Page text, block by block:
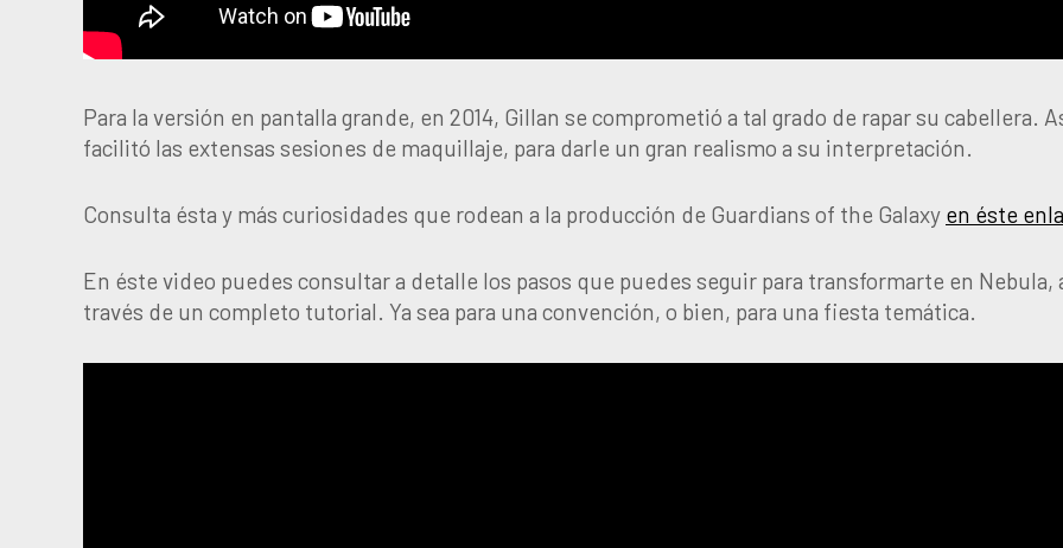
Para la versión en pantalla grande, en 2014, Gillan se comprometió a tal grado de rapar su cabellera.
facilitó las extensas sesiones de maquillaje, para darle un gran realismo a su interpretación.
Consulta ésta y más curiosidades que rodean a la producción de Guardians of the Galaxy en éste
En éste video puedes consultar a detalle los pasos que puedes seguir para transformarte en Nebula,
través de un completo tutorial. Ya sea para una convención, o bien, para una fiesta temática.